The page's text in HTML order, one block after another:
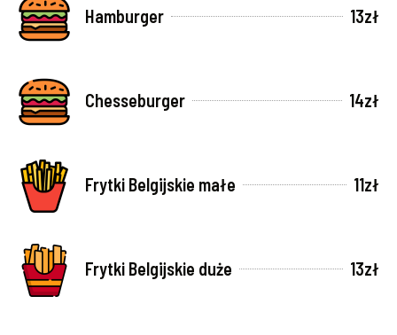
Hamburger 13zł
Chesseburger 14zł
Frytki Belgijskie małe 11zł
Frytki Belgijskie duże 13zł